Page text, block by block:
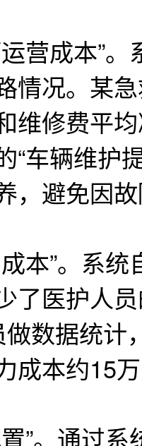
营成本”
情况。某
维修费平
“车辆维护
，避免因
本”。系
了医护人
数据统计
成本约15
”。通过